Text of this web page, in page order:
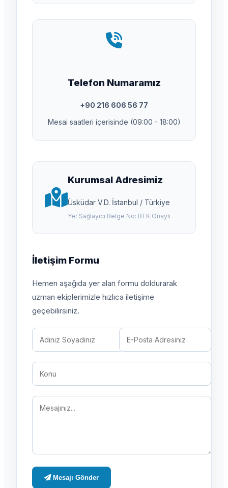
Telefon Numaramız
+90 216 606 56 77
Mesai saatleri içerisinde (09:00 - 18:00)
Kurumsal Adresimiz
Üsküdar V.D. İstanbul / Türkiye
Yer Sağlayıcı Belge No: BTK Onaylı
İletişim Formu
Hemen aşağıda yer alan formu doldurarak
uzman ekiplerimizle hızlıca iletişime
geçebilirsiniz.
Mesajı Gönder